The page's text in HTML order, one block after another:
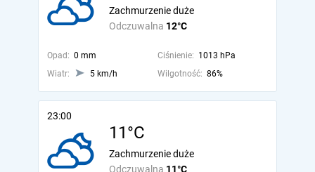
Odczuwalna 12°C
Zachmurzenie duże
Opad: 0 mm Ciśnienie: 1013 hPa
Wiatr:
5 km/h Wilgotność: 86%
23:00
11°C
Odczuwalna 11°C
Zachmurzenie duże